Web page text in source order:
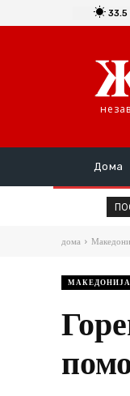
33.5
Дома
дома
МАКЕДОНИЈА